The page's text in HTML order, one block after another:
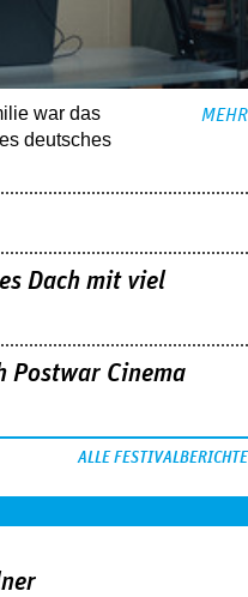
war das
deutsches
MEHR
Dach mit viel
Postwar Cinema
ALLE FESTIVALBERICHTE